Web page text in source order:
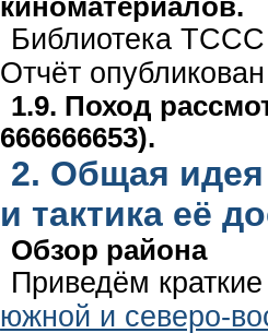
киноматериалов.
Библиотека
Отчёт
1.9. Поход
666666653).
2. Общая идея
и тактика её
Обзор района
Приведём
южной и северо-